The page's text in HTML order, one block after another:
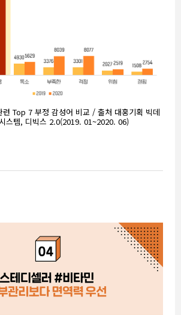
련 Top 7 부정 감성어 비교 / 출처 대홍기획 빅데
스템, 디빅스 2.0(2019. 01~2020. 06)